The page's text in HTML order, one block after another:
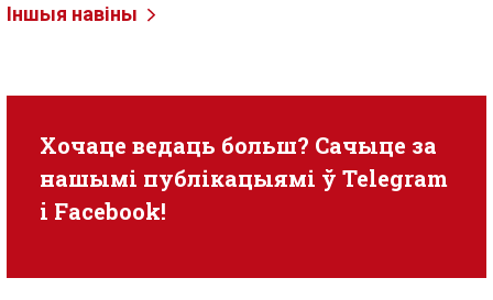
Іншыя навіны
Хочаце ведаць больш? Сачыце за
нашымі публікацыямі ў Telegram
i Facebook!